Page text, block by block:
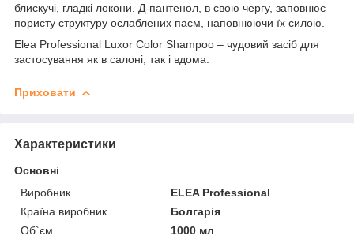
блискучі, гладкі локони. Д-пантенол, в свою чергу, заповнює
пористу структуру ослаблених пасм, наповнюючи їх силою.
Elea Professional Luxor Color Shampoo – чудовий засіб для
застосування як в салоні, так і вдома.
Приховати
Характеристики
Основні
Виробник
ELEA Professional
Країна виробник
Болгарія
Об`єм
1000 мл